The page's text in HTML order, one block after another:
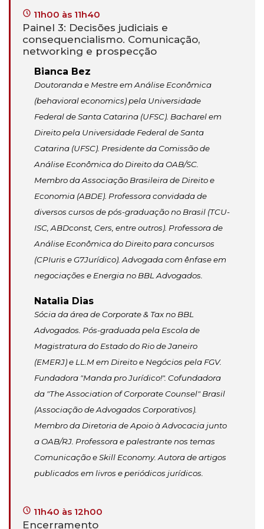
11h00 às 11h40
Painel 3: Decisões judiciais e
consequencialismo. Comunicação,
networking e prospecção
Bianca Bez
Doutoranda e Mestre em Análise Econômica
(behavioral economics) pela Universidade
Federal de Santa Catarina (UFSC). Bacharel em
Direito pela Universidade Federal de Santa
Catarina (UFSC). Presidente da Comissão de
Análise Econômica do Direito da OAB/SC.
Membro da Associação Brasileira de Direito e
Economia (ABDE). Professora convidada de
diversos cursos de pós-graduação no Brasil (TCU-
ISC, ABDconst, Cers, entre outros). Professora de
Análise Econômica do Direito para concursos
(CPIuris e G7Jurídico). Advogada com ênfase em
negociações e Energia no BBL Advogados.
Natalia Dias
Sócia da área de Corporate & Tax no BBL
Advogados. Pós-graduada pela Escola de
Magistratura do Estado do Rio de Janeiro
(EMERJ) e LL.M em Direito e Negócios pela FGV.
Fundadora "Manda pro Jurídico!". Cofundadora
da "The Association of Corporate Counsel" Brasil
(Associação de Advogados Corporativos).
Membro da Diretoria de Apoio à Advocacia junto
a OAB/RJ. Professora e palestrante nos temas
Comunicação e Skill Economy. Autora de artigos
publicados em livros e periódicos jurídicos.
11h40 às 12h00
Encerramento